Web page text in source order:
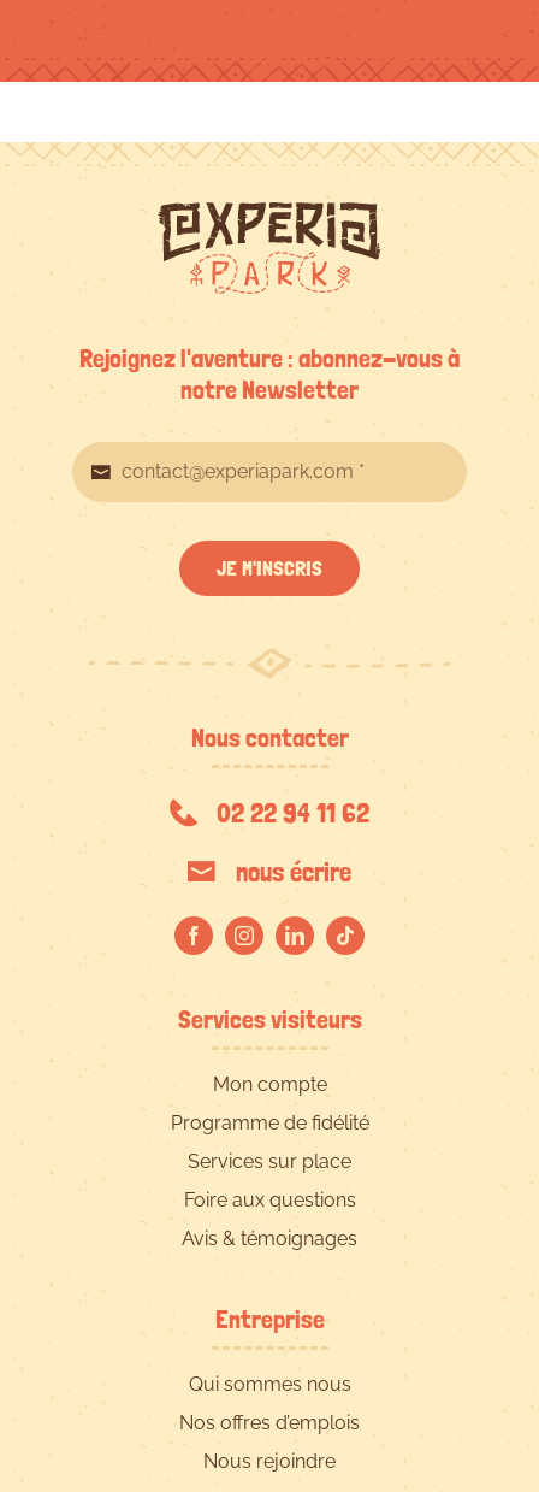
Rejoignez l'aventure : abonnez-vous à
notre Newsletter
JE M'INSCRIS
Nous contacter
02 22 94 11 62
nous écrire
Services visiteurs
Mon compte
Programme de fidélité
Services sur place
Foire aux questions
Avis & témoignages
Entreprise
Qui sommes nous
Nos offres d’emplois
Nous rejoindre